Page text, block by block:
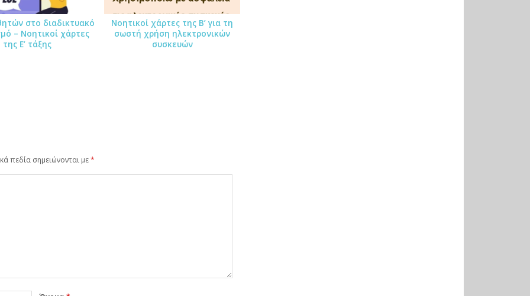
στο διαδικτυακό
– Νοητικοί χάρτες
της Ε’ τάξης
Νοητικοί χάρτες της Β’ για τη
σωστή χρήση ηλεκτρονικών
συσκευών
πεδία σημειώνονται με*